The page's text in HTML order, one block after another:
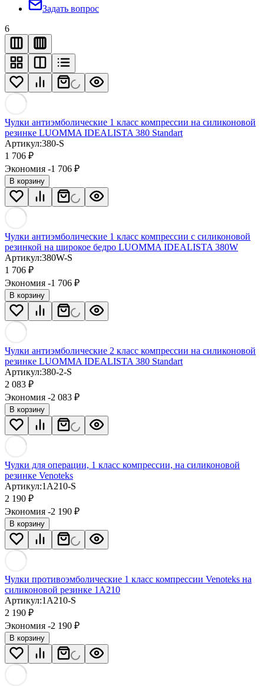
Задать вопрос
6
Чулки антиэмболические 1 класс компрессии на силиконовой
резинке LUOMMA IDEALISTA 380 Standart
Артикул:380-S
1 706 ₽
Экономия -1 706 ₽
В корзину
Чулки антиэмболические 1 класс компрессии с силиконовой
резинкой на широкое бедро LUOMMA IDEALISTA 380W
Артикул:380W-S
1 706 ₽
Экономия -1 706 ₽
В корзину
Чулки антиэмболические 2 класс компрессии на силиконовой
резинке LUOMMA IDEALISTA 380 Standart
Артикул:380-2-S
2 083 ₽
Экономия -2 083 ₽
В корзину
Чулки для операции, 1 класс компрессии, на силиконовой
резинке Venoteks
Артикул:1A210-S
2 190 ₽
Экономия -2 190 ₽
В корзину
Чулки противоэмболические 1 класс компрессии Venoteks на
силиконовой резинке 1A210
Артикул:1A210-S
2 190 ₽
Экономия -2 190 ₽
В корзину